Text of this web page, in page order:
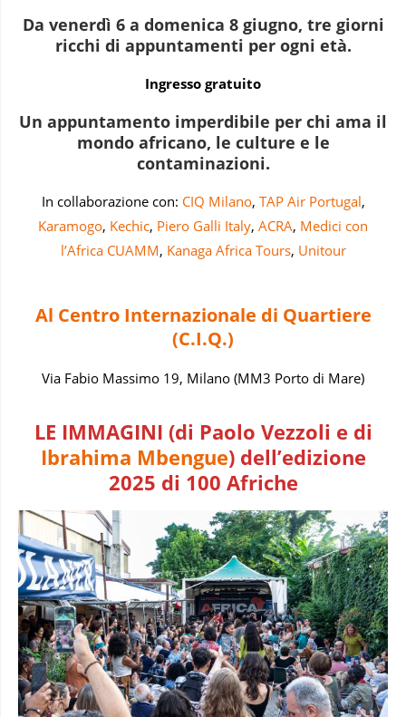
Da venerdì 6 a domenica 8 giugno, tre giorni
ricchi di appuntamenti per ogni età.
Ingresso gratuito
Un appuntamento imperdibile per chi ama il
mondo africano, le culture e le
contaminazioni.
In collaborazione con: CIQ Milano, TAP Air Portugal,
Karamogo, Kechic, Piero Galli Italy, ACRA, Medici con
l’Africa CUAMM, Kanaga Africa Tours, Unitour
Al Centro Internazionale di Quartiere
(C.I.Q.)
Via Fabio Massimo 19, Milano (MM3 Porto di Mare)
LE IMMAGINI (di Paolo Vezzoli e di
Ibrahima Mbengue) dell’edizione
2025 di 100 Afriche